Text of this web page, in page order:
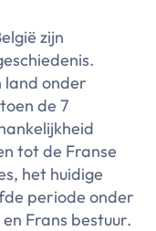
zijn
land onder
de 7
tot de Franse
het huidige
periode onder
Frans bestuur.